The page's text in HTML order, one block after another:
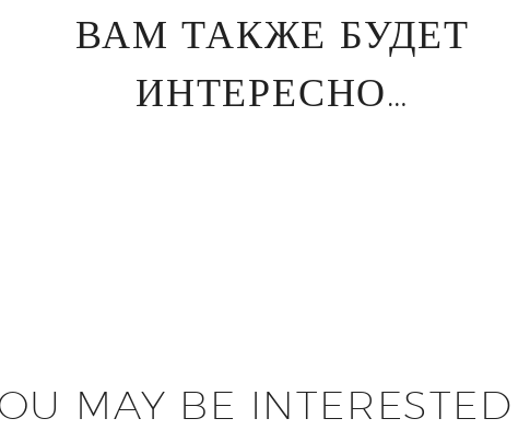
ВАМ ТАКЖЕ БУДЕТ
ИНТЕРЕСНО…
MAY BE